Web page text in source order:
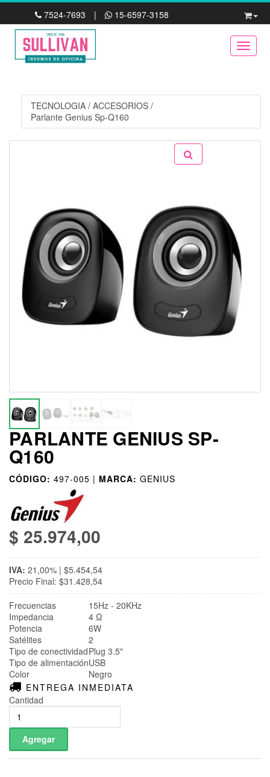
7524-7693 | 15-6597-3158
TECNOLOGIA / ACCESORIOS /
Parlante Genius Sp-Q160
PARLANTE GENIUS SP-
Q160
CÓDIGO: 497-005 | MARCA: GENIUS
$ 25.974,00
IVA: 21,00% | $5.454,54
Precio Final: $31.428,54
Frecuencias
15Hz - 20KHz
Impedancia
4 Ω
Potencia
6W
Satélites
2
Tipo de conectividadPlug 3.5"
Tipo de alimentaciónUSB
Color
Negro
ENTREGA INMEDIATA
Cantidad